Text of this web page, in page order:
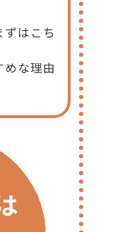
ずはこち
な理由